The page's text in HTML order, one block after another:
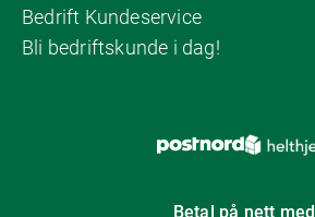
Bedrift Kundeservice
Bli bedriftskunde i dag!
Betal på nett med